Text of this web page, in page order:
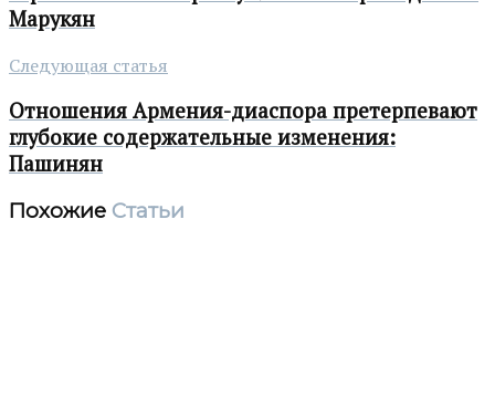
Марукян
Следующая статья
Отношения Армения-диаспора претерпевают
глубокие содержательные изменения:
Пашинян
Похожие Статьи